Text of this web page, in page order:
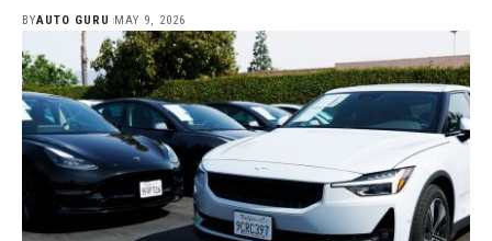
BYAUTO GURU MAY 9, 2026